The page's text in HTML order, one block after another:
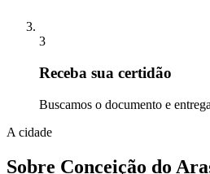
3
Receba sua certidão
Buscamos o documento e
A cidade
Sobre Conceição do